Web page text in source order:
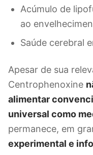
Acúmulo de
ao
Saúde cerebral
Apesar de sua
Centrophenoxine
alimentar
universal como
permanece, em
experimental e